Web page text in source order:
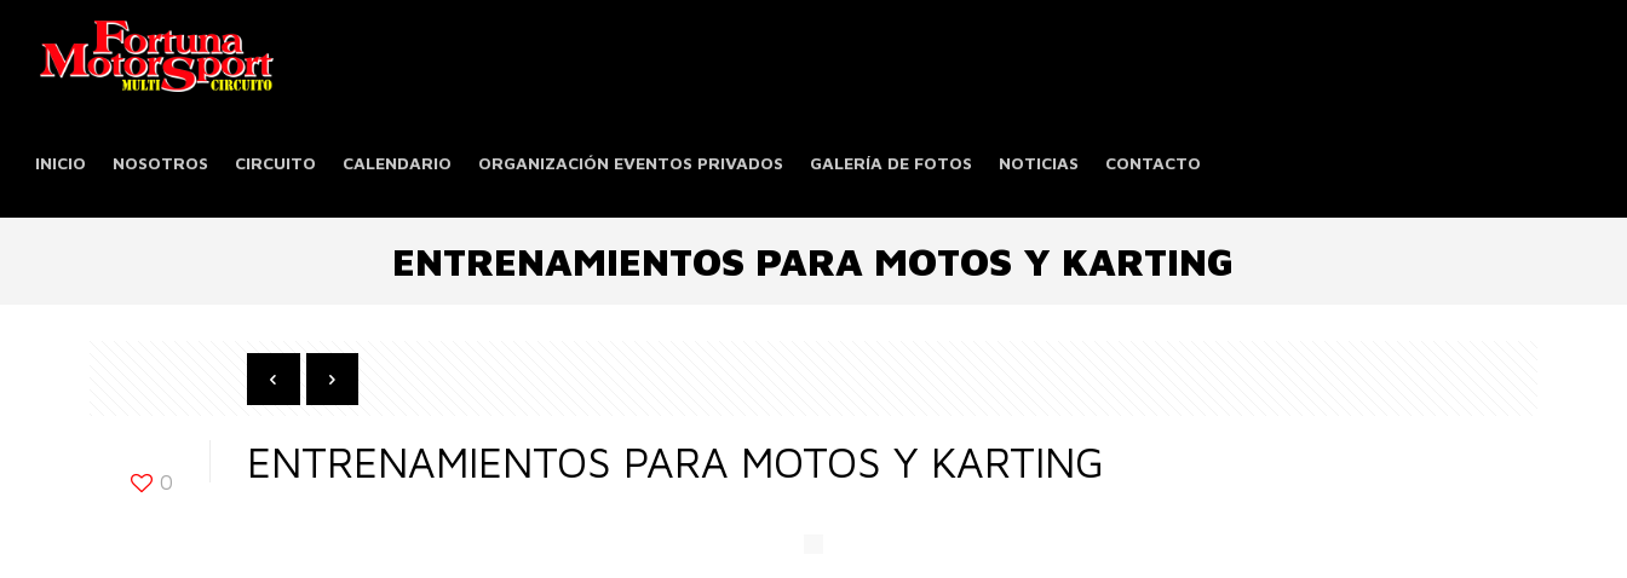
INICIO NOSOTROS CIRCUITO CALENDARIO ORGANIZACIÓN EVENTOS PRIVADOS GALERÍA DE FOTOS NOTICIAS CONTACTO
ENTRENAMIENTOS PARA MOTOS Y KARTING
0 ENTRENAMIENTOS PARA MOTOS Y KARTING